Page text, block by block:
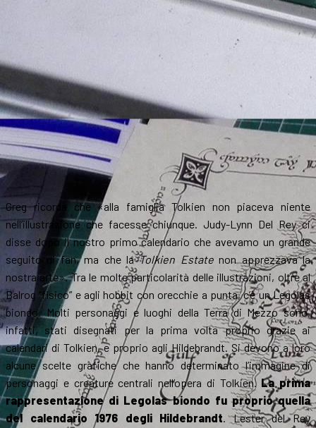
Greg ricorda che «alla famiglia Tolkien non piaceva niente
nell’illustrazione che facesse chiunque. Judy-Lynn Del Rey ci
disse dopo il nostro primo calendario che avevamo un grande
seguito di fan, ma che laTolkien Estatenon apprezzava la
nostra arte». Tra le molte particolarità delle illustrazioni, oltre al
Balrog “fisico” e agli hobbit con orecchie a punta, c’è un Legolas
biondo. Molti personaggi e luoghi della Terra di Mezzo sono,
infatti, stati disegnati per la prima volta proprio grazie ai
calendari di Tolkien, e proprio agli Hildebrandt. Si devono a loro
alcune scelte grafiche che hanno determinato l’immagine di
personaggi e creature centrali nell’opera di Tolkien. La prima
rappresentazione di Legolas biondo fu proprio quella
del calendario 1976 degli Hildebrandt. Lester del Rey